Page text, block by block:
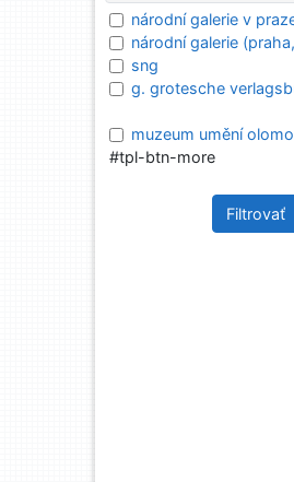
národní galerie v
národní galerie
sng
g. grotesche
muzeum umění
#tpl-btn-more
Filtrovať